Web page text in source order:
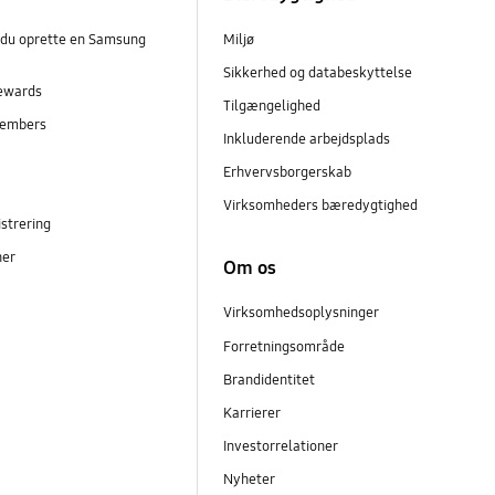
oprette en Samsung
Miljø
Sikkerhed og databeskyttelse
Tilgængelighed
Inkluderende arbejdsplads
Erhvervsborgerskab
Virksomheders bæredygtighed
Om os
Virksomhedsoplysninger
Forretningsområde
Brandidentitet
Karrierer
Investorrelationer
Nyheter